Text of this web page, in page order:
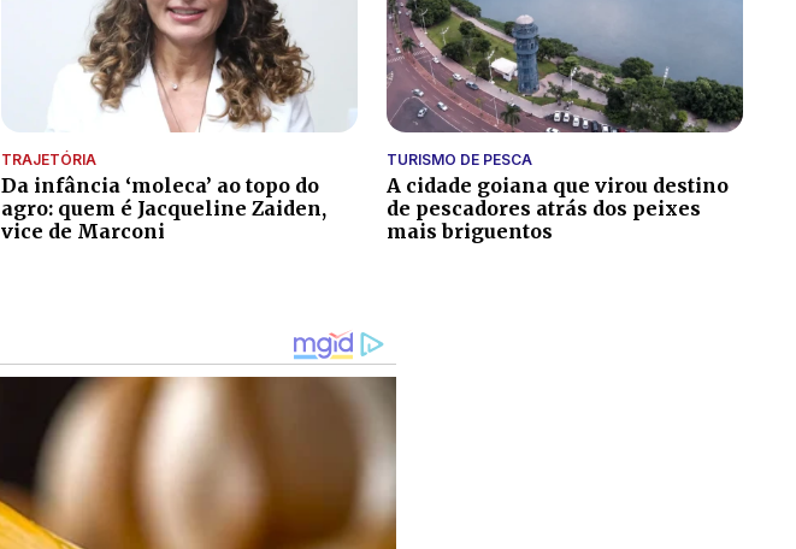
TRAJETÓRIA
Da infância ‘moleca’ ao topo do
agro: quem é Jacqueline Zaiden,
vice de Marconi
TURISMO DE PESCA
A cidade goiana que virou destino
de pescadores atrás dos peixes
mais briguentos